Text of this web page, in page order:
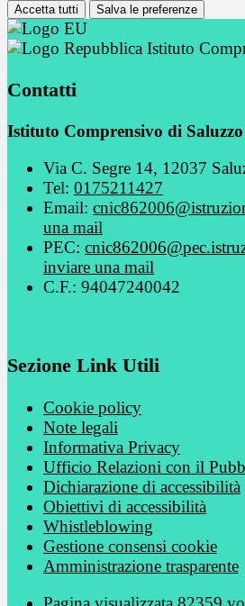
Accetta tutti Salva le preferenze
Istituto
Contatti
Istituto Comprensivo di Saluzzo
Via C. Segre 14, 12037
Tel: 0175211427
Email:
una mail
PEC:
inviare una mail
C.F.: 94047240042
Sezione Link Utili
Cookie policy
Note legali
Informativa Privacy
Ufficio Relazioni con il
Dichiarazione di accessibilità
Obiettivi di accessibilità
Whistleblowing
Gestione consensi cookie
Amministrazione trasparente